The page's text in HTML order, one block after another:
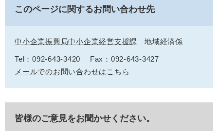
このページに関するお問い合わせ先
中小企業振興局中小企業経営支援課 地域経済係
Tel：092-643-3420
Fax：092-643-3427
メールでのお問い合わせはこちら
皆様のご意見をお聞かせください。